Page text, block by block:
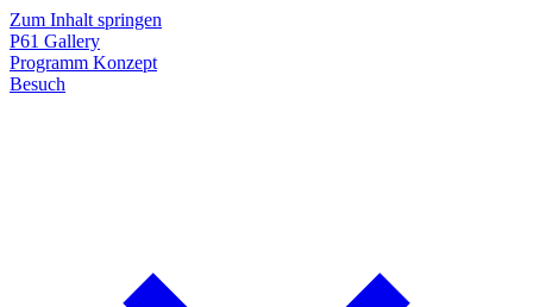
Zum Inhalt springen
P61 Gallery
Programm Konzept
Besuch